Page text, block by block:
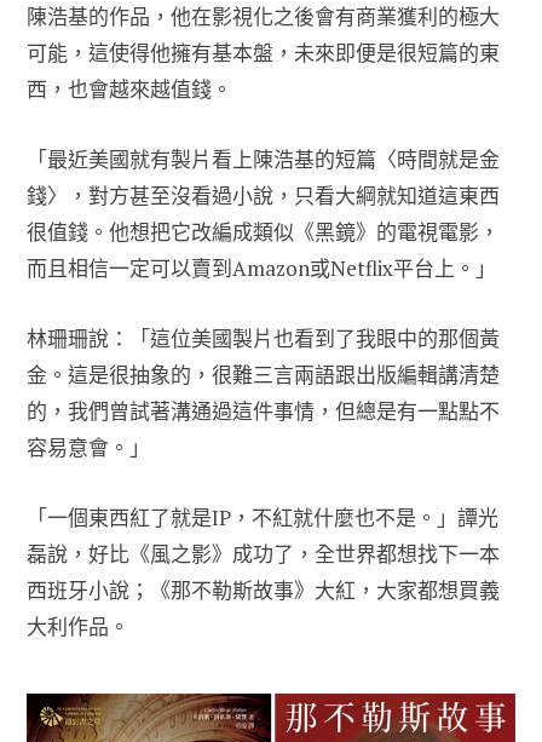
陳浩基的作品，他在影視化之後會有商業獲利的極大
可能，這使得他擁有基本盤，未來即便是很短篇的東
西，也會越來越值錢。
「最近美國就有製片看上陳浩基的短篇〈時間就是金
錢〉，對方甚至沒看過小說，只看大綱就知道這東西
很值錢。他想把它改編成類似《黑鏡》的電視電影，
而且相信一定可以賣到Amazon或Netflix平台上。」
林珊珊說：「這位美國製片也看到了我眼中的那個黃
金。這是很抽象的，很難三言兩語跟出版編輯講清楚
的，我們曾試著溝通過這件事情，但總是有一點點不
容易意會。」
「一個東西紅了就是IP，不紅就什麼也不是。」譚光
磊說，好比《風之影》成功了，全世界都想找下一本
西班牙小說；《那不勒斯故事》大紅，大家都想買義
大利作品。